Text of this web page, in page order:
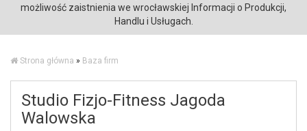
możliwość zaistnienia we wrocławskiej Informacji o Produkcji,
Handlu i Usługach.
Strona główna » Baza firm
Studio Fizjo-Fitness Jagoda
Walowska